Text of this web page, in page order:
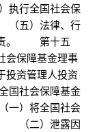
行全国社会保
五）法律、行
责。 第十五
会保障基金理事
投资管理人投资
社会保障基金
）将全国社会
（二）泄露因